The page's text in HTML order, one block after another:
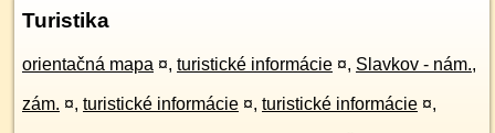
Turistika
orientačná mapa ¤, turistické informácie ¤, Slavkov - nám.,
zám. ¤, turistické informácie ¤, turistické informácie ¤,